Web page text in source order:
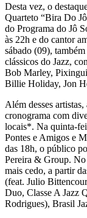
Desta vez, o
Quarteto “Bira Do
do Programa do Jô
às 22h e do cantor
sábado (09),
clássicos do Jazz,
Bob Marley,
Billie Holiday, Jon
Além desses
cronograma com
locais*. Na quinta-
Pontes e Amigos e
das 18h, o público
Pereira & Group. No
mais cedo, a partir
(feat. Julio
Duo, Classe A Jazz
Rodrigues), Brasil